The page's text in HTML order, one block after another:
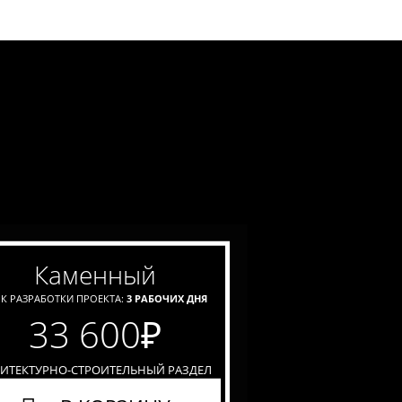
каменный
РАЗРАБОТКИ ПРОЕКТА: 3 РАБОЧИХ ДНЯ
33 600₽
СТРОИТЕЛЬНЫЙ РАЗДЕЛ